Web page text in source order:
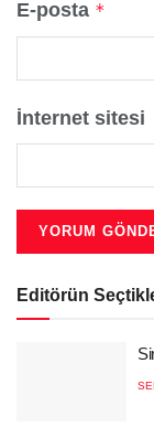
E-posta *
İnternet sitesi
Editörün